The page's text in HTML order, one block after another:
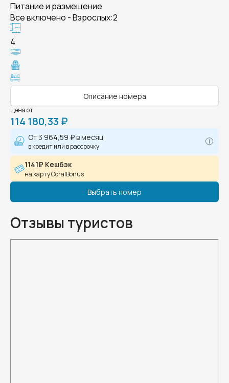
Питание и размещение
Все включено - Взрослых:2
4
Описание номера
Цена от
114 180,33 ₽
От 3 964,59 ₽в месяц
в кредит или в рассрочку
1141₽ Кешбэк
на карту CoralBonus
Выбрать номер
Отзывы туристов